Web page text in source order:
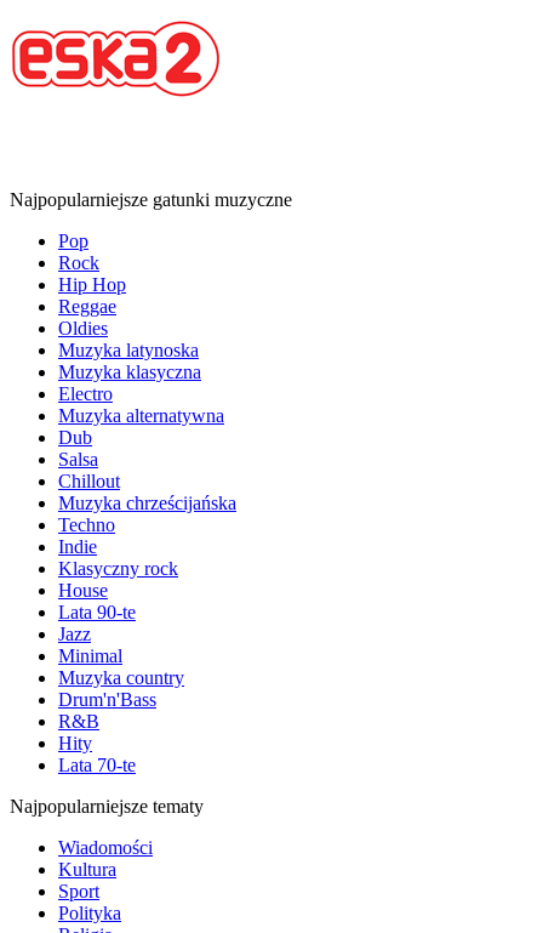
Najpopularniejsze gatunki muzyczne
Pop
Rock
Hip Hop
Reggae
Oldies
Muzyka latynoska
Muzyka klasyczna
Electro
Muzyka alternatywna
Dub
Salsa
Chillout
Muzyka chrześcijańska
Techno
Indie
Klasyczny rock
House
Lata 90-te
Jazz
Minimal
Muzyka country
Drum'n'Bass
R&B
Hity
Lata 70-te
Najpopularniejsze tematy
Wiadomości
Kultura
Sport
Polityka